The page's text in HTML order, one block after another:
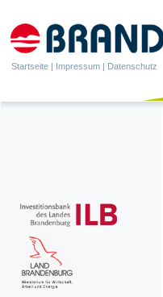
Startseite | Impressum | Datenschutz